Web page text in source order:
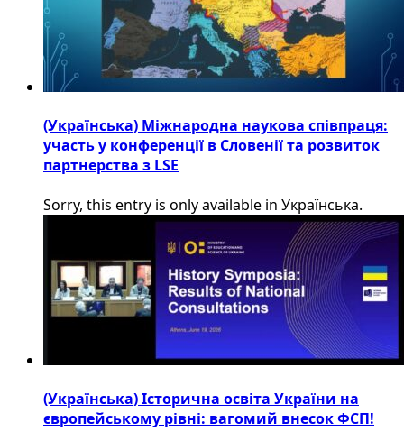
(Українська) Міжнародна наукова співпраця:
участь у конференції в Словенії та розвиток
партнерства з LSE
Sorry, this entry is only available in Українська.
(Українська) Історична освіта України на
європейському рівні: вагомий внесок ФСП!